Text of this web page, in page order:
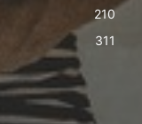
210
311